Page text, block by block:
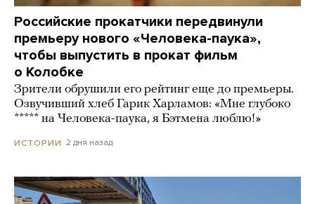
Российские прокатчики передвинули
премьеру нового «Человека-паука»,
чтобы выпустить в прокат фильм
о Колобке
Зрители обрушили его рейтинг еще до премьеры.
Озвучивший хлеб Гарик Харламов: «Мне глубоко
***** на Человека-паука, я Бэтмена люблю!»
ИСТОРИИ 2 дня назад